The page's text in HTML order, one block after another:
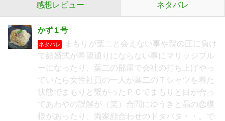
感想レビュー ネタバレ
かず１号
ネタバレ
まもりが葉二と会えない事や親の圧に負け
て結婚式が希望通りにならない事にマリッジブル
ーになったり、葉二の部屋で会社の打ち上げやっ
ていたら女性社員の一人が葉二のＴシャツを着た
状態でまもりと繋がったＰＣでまもりと目が合っ
てあわやの誤解が（笑）合間にゆうきと晶の恋模
様があったり、両家顔合わせのドタバタ・・。で